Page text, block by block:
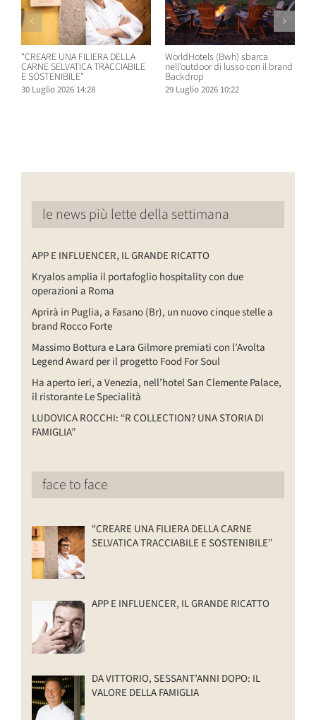
“CREARE UNA FILIERA DELLA
CARNE SELVATICA TRACCIABILE
E SOSTENIBILE”
30 Luglio 2026 14:28
WorldHotels (Bwh) sbarca
nell’outdoor di lusso con il brand
Backdrop
29 Luglio 2026 10:22
le news più lette della settimana
APP E INFLUENCER, IL GRANDE RICATTO
Kryalos amplia il portafoglio hospitality con due
operazioni a Roma
Aprirà in Puglia, a Fasano (Br), un nuovo cinque stelle a
brand Rocco Forte
Massimo Bottura e Lara Gilmore premiati con l’Avolta
Legend Award per il progetto Food For Soul
Ha aperto ieri, a Venezia, nell’hotel San Clemente Palace,
il ristorante Le Specialità
LUDOVICA ROCCHI: “R COLLECTION? UNA STORIA DI
FAMIGLIA”
face to face
“CREARE UNA FILIERA DELLA CARNE
SELVATICA TRACCIABILE E SOSTENIBILE”
APP E INFLUENCER, IL GRANDE RICATTO
DA VITTORIO, SESSANT’ANNI DOPO: IL
VALORE DELLA FAMIGLIA